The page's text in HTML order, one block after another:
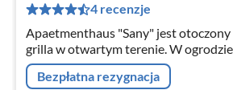
4 recenzje
Apaetmenthaus "Sany" jest
grilla w otwartym terenie. W
miejscu piękny basen ze słonecznym
oświetlony w godzinach wieczornych.
Bezpłatna rezygnacja